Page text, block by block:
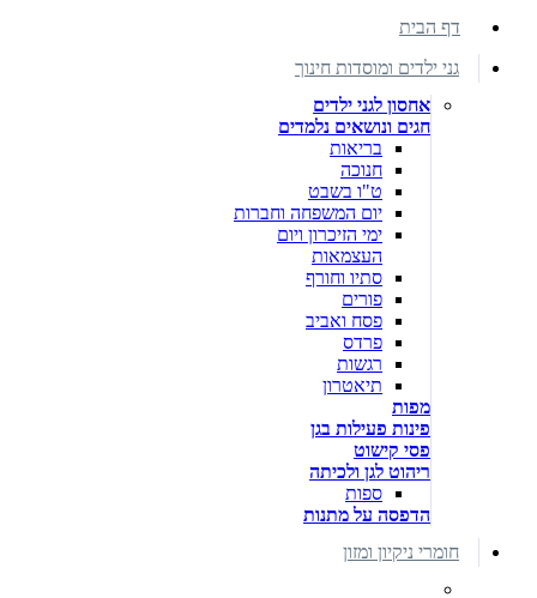
דף הבית
גני ילדים ומוסדות חינוך
אחסון לגני ילדים
חגים ונושאים נלמדים
בריאות
חנוכה
ט"ו בשבט
יום המשפחה וחברות
ימי הזיכרון ויום
העצמאות
סתיו וחורף
פורים
פסח ואביב
פרדס
רגשות
תיאטרון
מפות
פינות פעילות בגן
פסי קישוט
ריהוט לגן ולכיתה
ספות
הדפסה על מתנות
חומרי ניקיון ומזון